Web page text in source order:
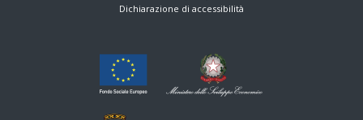
Dichiarazione di accessibilità